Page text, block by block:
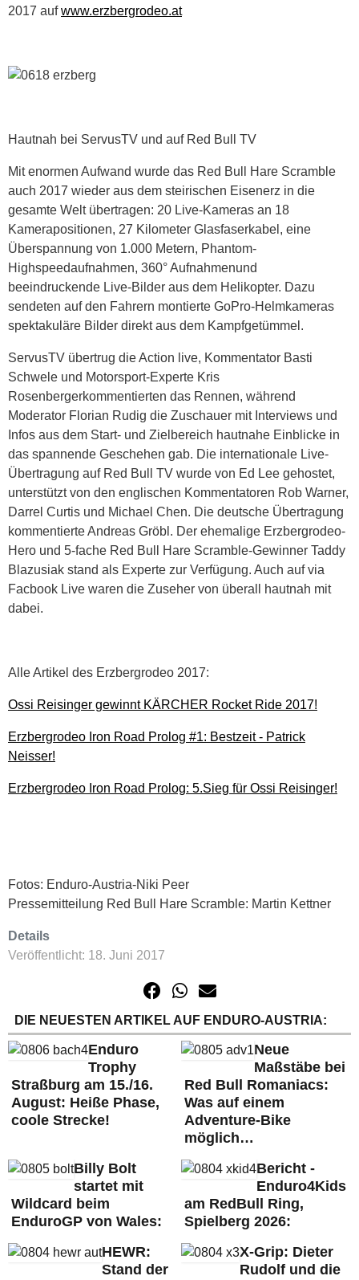
2017 aufwww.erzbergrodeo.at
Hautnah bei ServusTV und auf Red Bull TV
Mit enormen Aufwand wurde das Red Bull Hare Scramble
auch 2017 wieder aus dem steirischen Eisenerz in die
gesamte Welt übertragen: 20 Live-Kameras an 18
Kamerapositionen, 27 Kilometer Glasfaserkabel, eine
Überspannung von 1.000 Metern, Phantom-
Highspeedaufnahmen, 360° Aufnahmenund
beeindruckende Live-Bilder aus dem Helikopter. Dazu
sendeten auf den Fahrern montierte GoPro-Helmkameras
spektakuläre Bilder direkt aus dem Kampfgetümmel.
ServusTV übertrug die Action live, Kommentator Basti
Schwele und Motorsport-Experte Kris
Rosenbergerkommentierten das Rennen, während
Moderator Florian Rudig die Zuschauer mit Interviews und
Infos aus dem Start- und Zielbereich hautnahe Einblicke in
das spannende Geschehen gab. Die internationale Live-
Übertragung auf Red Bull TV wurde von Ed Lee gehostet,
unterstützt von den englischen Kommentatoren Rob Warner,
Darrel Curtis und Michael Chen. Die deutsche Übertragung
kommentierte Andreas Gröbl. Der ehemalige Erzbergrodeo-
Hero und 5-fache Red Bull Hare Scramble-Gewinner Taddy
Blazusiak stand als Experte zur Verfügung. Auch auf via
Facbook Live waren die Zuseher von überall hautnah mit
dabei.
Alle Artikel des Erzbergrodeo 2017:
Ossi Reisinger gewinnt KÄRCHER Rocket Ride 2017!
Erzbergrodeo Iron Road Prolog #1: Bestzeit - Patrick
Neisser!
Erzbergrodeo Iron Road Prolog: 5.Sieg für Ossi Reisinger!
Fotos: Enduro-Austria-Niki Peer
Pressemitteilung Red Bull Hare Scramble: Martin Kettner
Details
Veröffentlicht: 18. Juni 2017
DIE NEUESTEN ARTIKEL AUF ENDURO-AUSTRIA:
Enduro
Trophy
Straßburg am 15./16.
August: Heiße Phase,
coole Strecke!
Neue
Maßstäbe bei
Red Bull Romaniacs:
Was auf einem
Adventure-Bike
möglich…
Billy Bolt
startet mit
Wildcard beim
EnduroGP von Wales:
Bericht -
Enduro4Kids
am RedBull Ring,
Spielberg 2026:
HEWR:
Stand der
X-Grip: Dieter
Rudolf und die